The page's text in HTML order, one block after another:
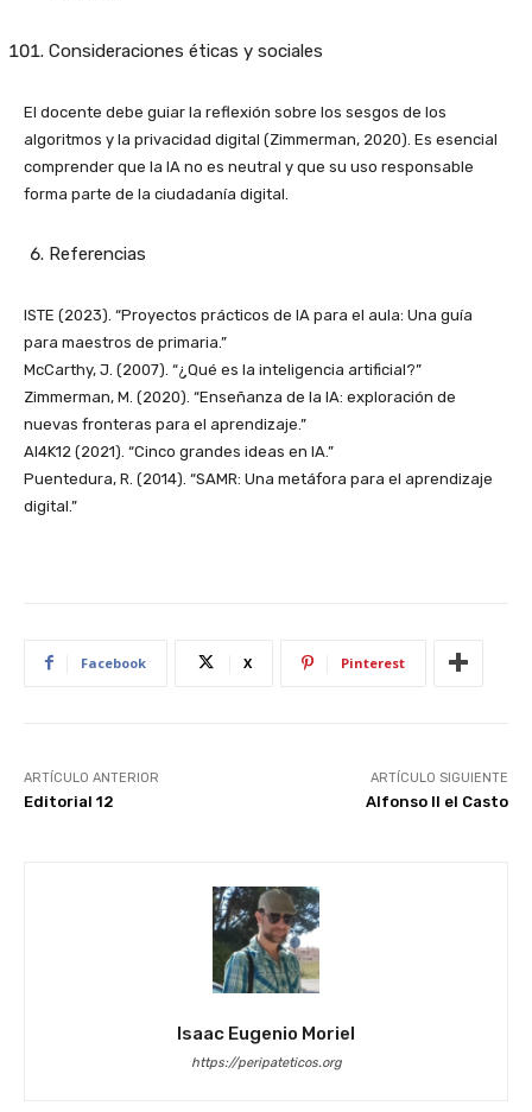
Consideraciones éticas y sociales
El docente debe guiar la reflexión sobre los sesgos de los
algoritmos y la privacidad digital (Zimmerman, 2020). Es esencial
comprender que la IA no es neutral y que su uso responsable
forma parte de la ciudadanía digital.
Referencias
ISTE (2023). “Proyectos prácticos de IA para el aula: Una guía
para maestros de primaria.”
McCarthy, J. (2007). “¿Qué es la inteligencia artificial?”
Zimmerman, M. (2020). “Enseñanza de la IA: exploración de
nuevas fronteras para el aprendizaje.”
AI4K12 (2021). “Cinco grandes ideas en IA.”
Puentedura, R. (2014). “SAMR: Una metáfora para el aprendizaje
digital.”
Facebook X Pinterest
ARTÍCULO ANTERIOR
Editorial 12
ARTÍCULO SIGUIENTE
Alfonso II el Casto
Isaac Eugenio Moriel
https://peripateticos.org